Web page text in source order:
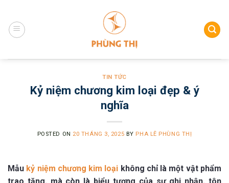
content
TIN TỨC
Kỷ niệm chương kim loại đẹp & ý
nghĩa
POSTED ON 20 THÁNG 3, 2025 BY PHA LÊ PHÙNG THỊ
Mẫu kỷ niệm chương kim loại không chỉ là một vật phẩm
trao tặng, mà còn là biểu tượng của sự ghi nhận, tôn